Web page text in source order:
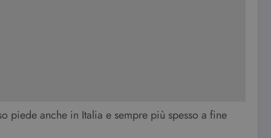
piede anche in Italia e sempre più spesso a fine